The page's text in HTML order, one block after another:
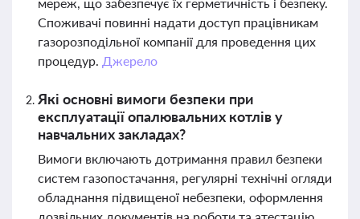
Споживачі повинні надати доступ працівникам
газорозподільної компанії для проведення цих
процедур. Джерело
Які основні вимоги безпеки при
експлуатації опалювальних котлів у
навчальних закладах?
Вимоги включають дотримання правил безпеки
систем газопостачання, регулярні технічні огляди
обладнання підвищеної небезпеки, оформлення